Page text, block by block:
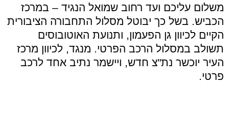
משלום עליכם ועד רחוב שמואל הנגיד – במרכז
הכביש. בשל כך יבוטל מסלול התחבורה הציבורית
הקיים לכיוון גן הפעמון, ותנועת האוטובוסים
תשולב במסלול הרכב הפרטי. מנגד, לכיוון מרכז
העיר יוכשר נת"צ חדש, ויישמר נתיב אחד לרכב
פרטי.